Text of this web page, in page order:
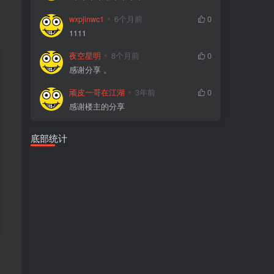
wxpjinwc1 6个月前
0
1111
夜空星明 8个月前
0
感谢分享 。
顽皮一哥在江湖 3年前
0
感谢楼主的分享
底部统计